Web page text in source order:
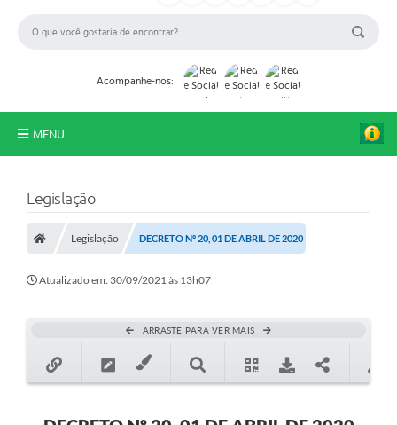
Acompanhe-nos:
MENU
Transparência
Legislação
Editais
SIAFIC
Secretarias
Legislação
Legislação DECRETO Nº 20, 01 DE ABRIL DE 2020
Atualizado em: 30/09/2021 às 13h07
ARRASTE PARA VER MAIS